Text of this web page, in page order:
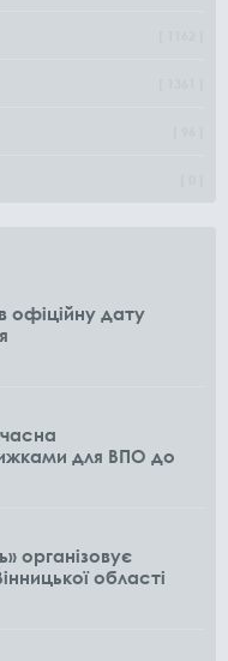
офіційну дату
для ВПО до
організовує
області